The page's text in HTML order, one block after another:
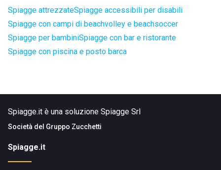
Spiagge attrezzateSpiagge accessibili per disabili
Spiagge con campi di beachvolley e beachsoccer
Spiagge per bambiniSpiagge con bar e ristorante
Spiagge con piscina e posto barca
Spiagge.it è una soluzione Spiagge Srl
Società del Gruppo Zucchetti
Spiagge.it